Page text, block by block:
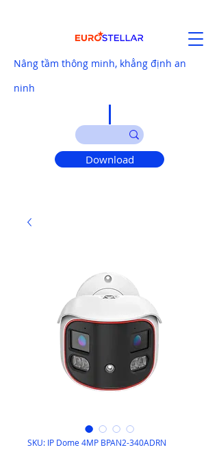
Nâng tầm thông minh, khẳng định an
ninh
Download
SKU: IP Dome 4MP BPAN2-340ADRN